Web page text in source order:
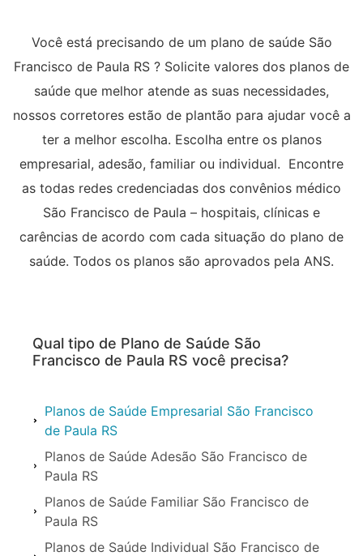
Você está precisando de um plano de saúde São
Francisco de Paula RS ? Solicite valores dos planos de
saúde que melhor atende as suas necessidades,
nossos corretores estão de plantão para ajudar você a
ter a melhor escolha. Escolha entre os planos
empresarial, adesão, familiar ou individual. Encontre
as todas redes credenciadas dos convênios médico
São Francisco de Paula – hospitais, clínicas e
carências de acordo com cada situação do plano de
saúde. Todos os planos são aprovados pela ANS.
Qual tipo de Plano de Saúde São
Francisco de Paula RS você precisa?
Planos de Saúde Empresarial São Francisco
de Paula RS
Planos de Saúde Adesão São Francisco de
Paula RS
Planos de Saúde Familiar São Francisco de
Paula RS
Planos de Saúde Individual São Francisco de